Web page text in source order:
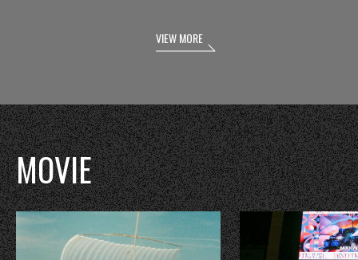
VIEW MORE
MOVIE